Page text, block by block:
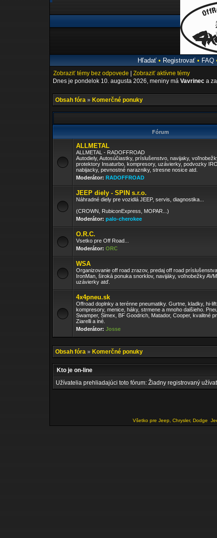
Hľadať• Registrovať• FAQ
Zobraziť témy bez odpovede
Zobraziť aktívne témy
Dnes je pondelok 10. augusta 2026, meniny má Vavrinec a
Obsah fóra » Komerčné ponuky
Fórum
ALLMETAL
ALLMETAL - RADOFFROAD
Autodiely, Autosúčiastky, príslušenstvo, navijaky,
protektory Insaturbo, kompresory, uzávierky, podvozky
nabijacky, pevnostné narazniky, stresne nosice atd.
Moderátor: RADOFFROAD
JEEP diely - SPIN s.r.o.
Náhradné diely pre vozidlá JEEP, servis, diagnostika...
(CROWN, RubiconExpress, MOPAR...)
Moderátor: palo-cherokee
O.R.C.
Vsetko pre Off Road...
Moderátor: ORC
WSA
Organizovanie off road zrazov, predaj off road
IronMan, široká ponuka snorklov, navijáky, voľnobežky
uzávierky atď.
4x4pneu.sk
Offroad doplnky a terénne pneumatiky. Gurtne, kladky, hi-
kompresory, menice, háky, strmene a mnoho dalšieho.
Swamper, Simex, BF Goodrich, Matador, Cooper, kvalitné
Ziarelli a iné.
Moderátor: Josse
Obsah fóra » Komerčné ponuky
Kto je on-line
Užívatelia prehliadajúci toto fórum: Žiadny registrovaný
Všetko pre Jeep, Chrysler, Dodge